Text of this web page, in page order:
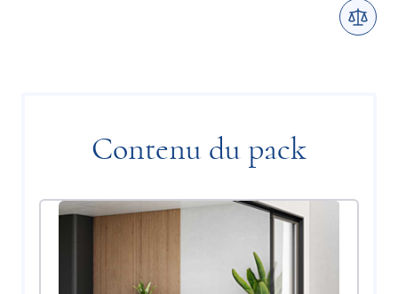
Contenu du pack